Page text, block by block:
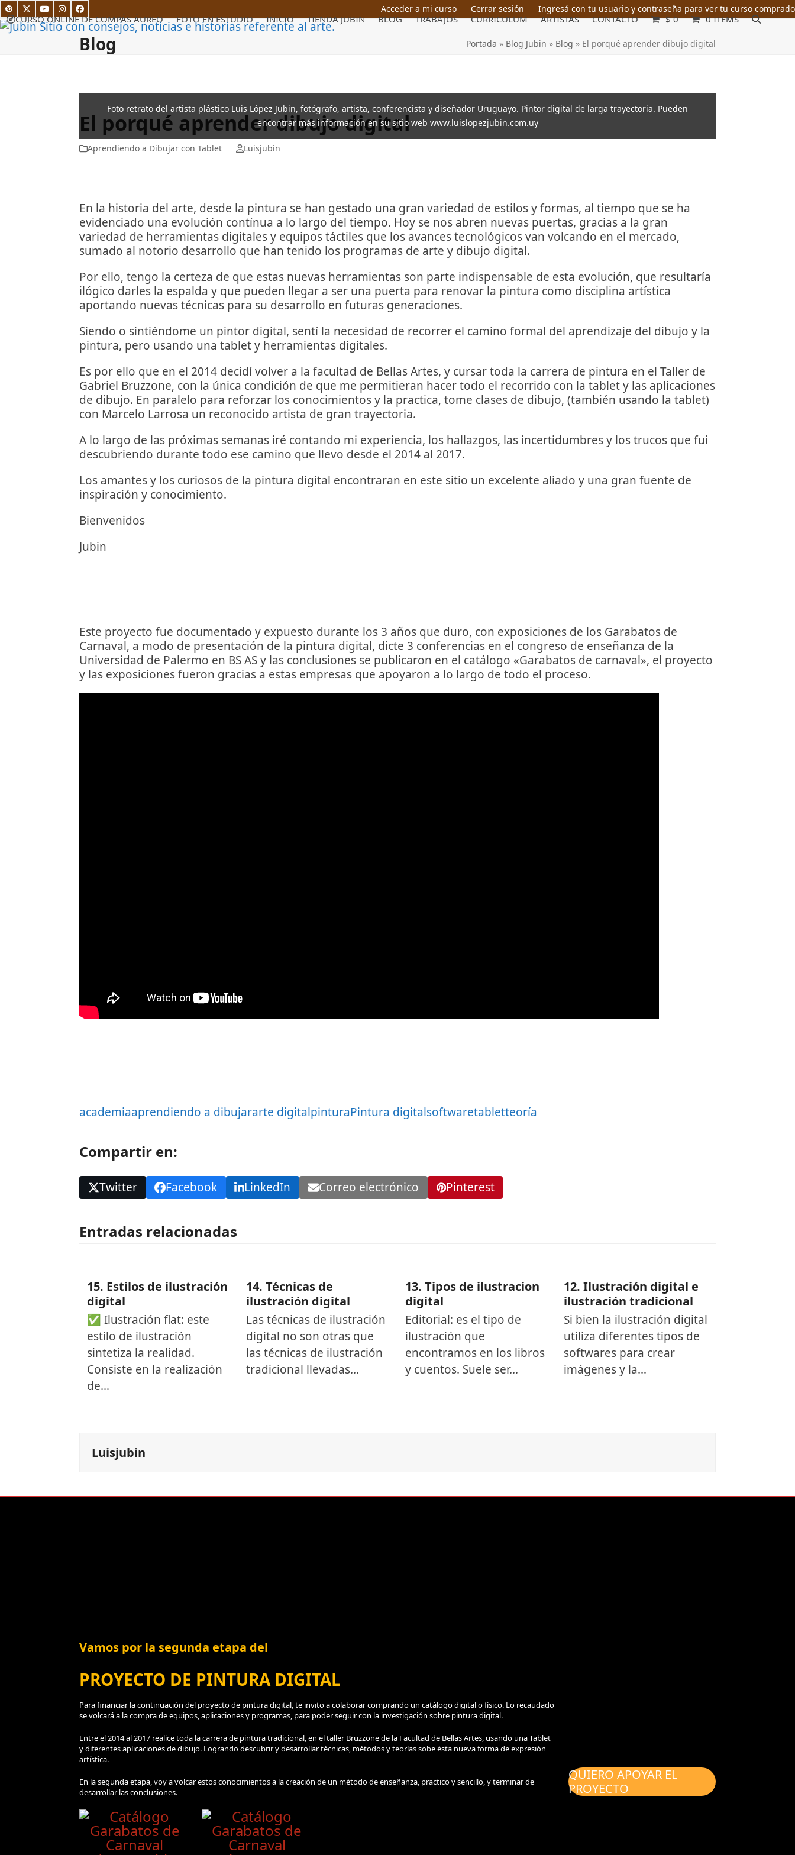
Skip
to
content
Pinterest
TwitterYouTubeInstagram
Facebook Acceder a mi curso Cerrar sesión Ingresá con tu usuario y contraseña para ver tu curso comprado
CURSO ONLINE DE COMPÁS ÁUREO FOTO EN ESTUDIO INICIO TIENDA JUBIN BLOG TRABAJOS CURRICULUM ARTISTAS CONTACTO $0 0 ITEMS
Blog Portada » Blog Jubin » Blog » El porqué aprender dibujo digital
Foto retrato del artista plástico Luis López Jubin, fotógrafo, artista, conferencista y diseñador Uruguayo. Pintor digital de larga trayectoria. Pueden
encontrar más información en su sitio web www.luislopezjubin.com.uy
El porqué aprender dibujo digital
Aprendiendo a Dibujar con Tablet Luisjubin
En la historia del arte, desde la pintura se han gestado una gran variedad de estilos y formas, al tiempo que se ha
evidenciado una evolución contínua a lo largo del tiempo. Hoy se nos abren nuevas puertas, gracias a la gran
variedad de herramientas digitales y equipos táctiles que los avances tecnológicos van volcando en el mercado,
sumado al notorio desarrollo que han tenido los programas de arte y dibujo digital.
Por ello, tengo la certeza de que estas nuevas herramientas son parte indispensable de esta evolución, que resultaría
ilógico darles la espalda y que pueden llegar a ser una puerta para renovar la pintura como disciplina artística
aportando nuevas técnicas para su desarrollo en futuras generaciones.
Siendo o sintiéndome un pintor digital, sentí la necesidad de recorrer el camino formal del aprendizaje del dibujo y la
pintura, pero usando una tablet y herramientas digitales.
Es por ello que en el 2014 decidí volver a la facultad de Bellas Artes, y cursar toda la carrera de pintura en el Taller de
Gabriel Bruzzone, con la única condición de que me permitieran hacer todo el recorrido con la tablet y las aplicaciones
de dibujo. En paralelo para reforzar los conocimientos y la practica, tome clases de dibujo, (también usando la tablet)
con Marcelo Larrosa un reconocido artista de gran trayectoria.
A lo largo de las próximas semanas iré contando mi experiencia, los hallazgos, las incertidumbres y los trucos que fui
descubriendo durante todo ese camino que llevo desde el 2014 al 2017.
Los amantes y los curiosos de la pintura digital encontraran en este sitio un excelente aliado y una gran fuente de
inspiración y conocimiento.
Bienvenidos
Jubin
Este proyecto fue documentado y expuesto durante los 3 años que duro, con exposiciones de los Garabatos de
Carnaval, a modo de presentación de la pintura digital, dicte 3 conferencias en el congreso de enseñanza de la
Universidad de Palermo en BS AS y las conclusiones se publicaron en el catálogo «Garabatos de carnaval», el proyecto
y las exposiciones fueron gracias a estas empresas que apoyaron a lo largo de todo el proceso.
academiaaprendiendo a dibujararte digitalpinturaPintura digitalsoftwaretabletteoría
Compartir en:
Twitter Facebook LinkedIn Correo electrónico Pinterest
Entradas relacionadas
15. Estilos de ilustración
digital
✅ Ilustración flat: este
estilo de ilustración
sintetiza la realidad.
Consiste en la realización
de…
14. Técnicas de
ilustración digital
Las técnicas de ilustración
digital no son otras que
las técnicas de ilustración
tradicional llevadas…
13. Tipos de ilustracion
digital
Editorial: es el tipo de
ilustración que
encontramos en los libros
y cuentos. Suele ser…
12. Ilustración digital e
ilustración tradicional
Si bien la ilustración digital
utiliza diferentes tipos de
softwares para crear
imágenes y la…
Luisjubin
Vamos por la segunda etapa del
PROYECTO DE PINTURA DIGITAL
Para financiar la continuación del proyecto de pintura digital, te invito a colaborar comprando un catálogo digital o físico. Lo recaudado
se volcará a la compra de equipos, aplicaciones y programas, para poder seguir con la investigación sobre pintura digital.
Entre el 2014 al 2017 realice toda la carrera de pintura tradicional, en el taller Bruzzone de la Facultad de Bellas Artes, usando una Tablet
y diferentes aplicaciones de dibujo. Logrando descubrir y desarrollar técnicas, métodos y teorías sobe ésta nueva forma de expresión
artística.
En la segunda etapa, voy a volcar estos conocimientos a la creación de un método de enseñanza, practico y sencillo, y terminar de
desarrollar las conclusiones.
QUIERO APOYAR EL
PROYECTO